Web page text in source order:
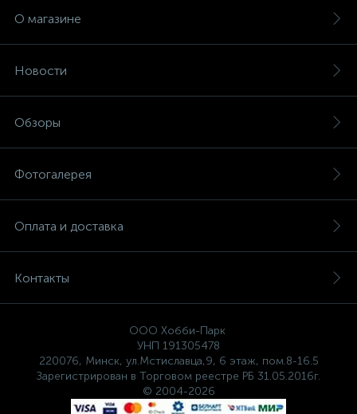
О магазине
Новости
Обзоры
Фотогалерея
Оплата и доставка
Контакты
ООО Хобби-Парк
УНП 191305478
220076, Минск, ул.Мстиславца,9, 6 этаж, пом.8-16.5
Зарегистрирован в Торговом реестре РБ 31.05.2016г.
© 2004-2026